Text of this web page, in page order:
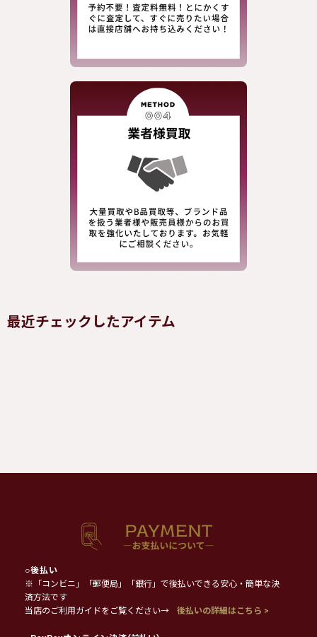
最近チェックしたアイテム
○後払い
※「コンビニ」「郵便局」「銀行」で後払いできる安心・簡単な決
済方法です
当店のご利用ガイドをご覧ください→
後払いの詳細はこちら >